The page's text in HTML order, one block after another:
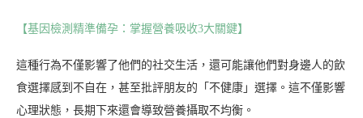
【基因檢測精準備孕：掌握營養吸收3大關鍵】
這種行為不僅影響了他們的社交生活，還可能讓他們對身邊人的飲
食選擇感到不自在，甚至批評朋友的「不健康」選擇。這不僅影響
心理狀態，長期下來還會導致營養攝取不均衡。